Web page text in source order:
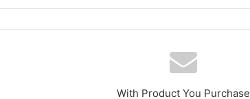
With Product You Purchase